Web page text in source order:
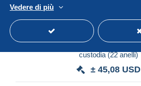
custodia (22 anelli)
± 45,08 USD
Vedere di più